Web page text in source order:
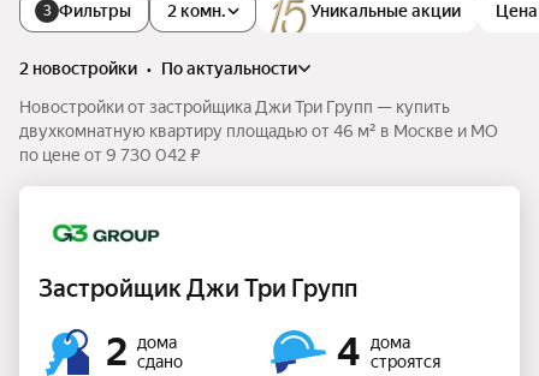
3 Фильтры Уникальные акции Цена
2 комн.
2 новостройки •
по актуальности
Новостройки от застройщика Джи Три Групп — купить
двухкомнатную квартиру площадью от 46 м² в Москве и МО
по цене от 9 730 042 ₽
Застройщик Джи Три Групп
2
дома
сдано
4
дома
строятся